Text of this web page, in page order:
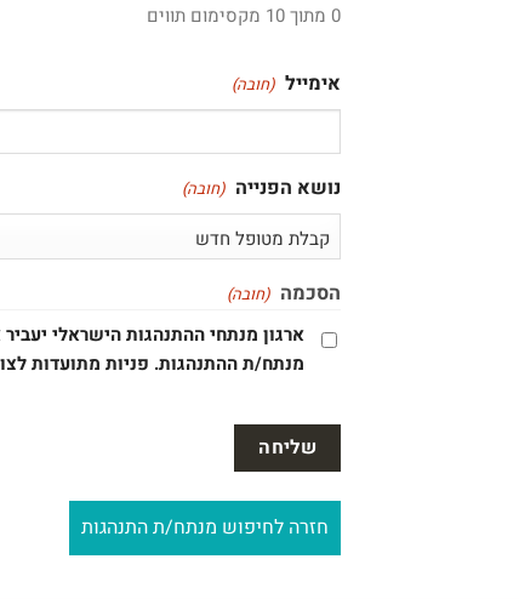
0 מתוך 10 מקסימום תווים
אימייל (חובה)
נושא הפנייה (חובה)
הסכמה (חובה)
ארגון מנתחי ההתנהגות הישראלי
מנתח/ת ההתנהגות. פניות מתועדות
חזרה לחיפוש מנתח/ת התנהגות